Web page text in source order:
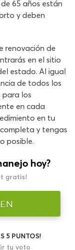
65 años están
y deben
renovación de
en el sitio
estado. Al igual
de todos los
para los
en cada
en tu
y tengas
posible.
hoy?
gratis!
5 PUNTOS!
tu voto